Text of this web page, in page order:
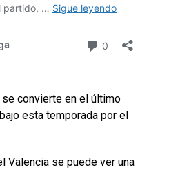
convierte en el último
esta temporada por el
Valencia se puede ver una